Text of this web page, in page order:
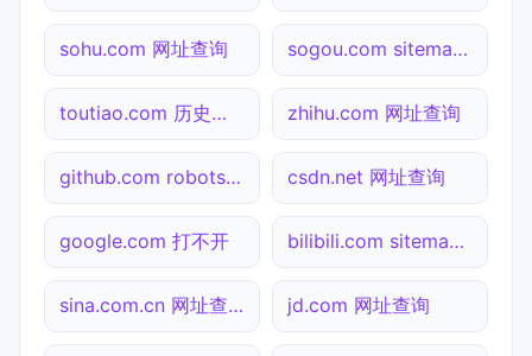
sohu.com 网址查询 sogou.com sitemap.xml检测
toutiao.com 历史快照 zhihu.com 网址查询
github.com robots.txt检测 csdn.net 网址查询
google.com 打不开 bilibili.com sitemap.xml检测
sina.com.cn 网址查询 jd.com 网址查询